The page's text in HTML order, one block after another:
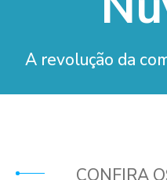
A revolução da
CONFIRA